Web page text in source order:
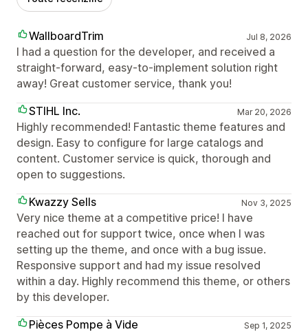
WallboardTrim Jul 8, 2026
I had a question for the developer, and received a
straight-forward, easy-to-implement solution right
away! Great customer service, thank you!
STIHL Inc.
Mar 20, 2026
Highly recommended! Fantastic theme features and
design. Easy to configure for large catalogs and
content. Customer service is quick, thorough and
open to suggestions.
Kwazzy Sells
Nov 3, 2025
Very nice theme at a competitive price! I have
reached out for support twice, once when I was
setting up the theme, and once with a bug issue.
Responsive support and had my issue resolved
within a day. Highly recommend this theme, or others
by this developer.
Pièces Pompe à Vide
Sep 1, 2025